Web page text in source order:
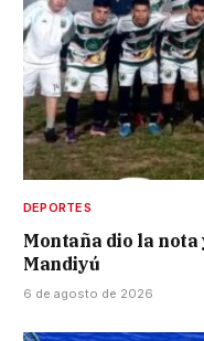
DEPORTES
Montaña dio la
Mandiyú
6 de agosto de 2026